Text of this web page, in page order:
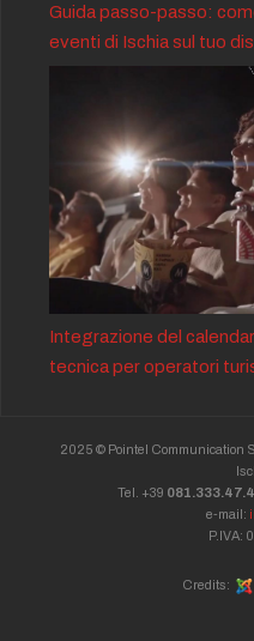
Guida passo-passo:
eventi di Ischia sul tuo
Integrazione del
tecnica per operatori
2025 © Pointel Communication
Tel. +39
e-mail:
P.IVA:
Credits: